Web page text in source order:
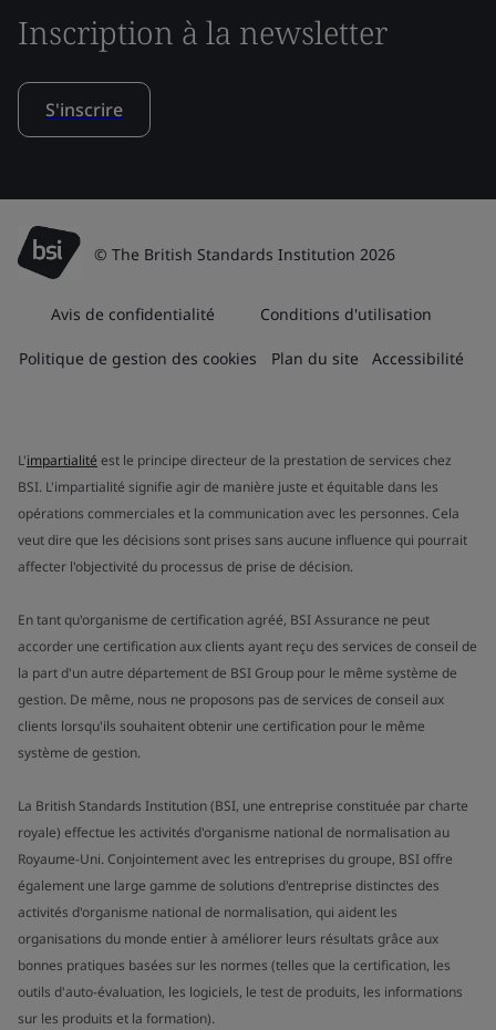
Inscription à la newsletter
S'inscrire
© The British Standards Institution 2026
Avis de confidentialité Conditions d'utilisation
Politique de gestion des cookies Plan du site Accessibilité
L'impartialité est le principe directeur de la prestation de services chez
BSI. L'impartialité signifie agir de manière juste et équitable dans les
opérations commerciales et la communication avec les personnes. Cela
veut dire que les décisions sont prises sans aucune influence qui pourrait
affecter l'objectivité du processus de prise de décision.
En tant qu'organisme de certification agréé, BSI Assurance ne peut
accorder une certification aux clients ayant reçu des services de conseil de
la part d'un autre département de BSI Group pour le même système de
gestion. De même, nous ne proposons pas de services de conseil aux
clients lorsqu'ils souhaitent obtenir une certification pour le même
système de gestion.
La British Standards Institution (BSI, une entreprise constituée par charte
royale) effectue les activités d'organisme national de normalisation au
Royaume-Uni. Conjointement avec les entreprises du groupe, BSI offre
également une large gamme de solutions d'entreprise distinctes des
activités d'organisme national de normalisation, qui aident les
organisations du monde entier à améliorer leurs résultats grâce aux
bonnes pratiques basées sur les normes (telles que la certification, les
outils d'auto-évaluation, les logiciels, le test de produits, les informations
sur les produits et la formation).